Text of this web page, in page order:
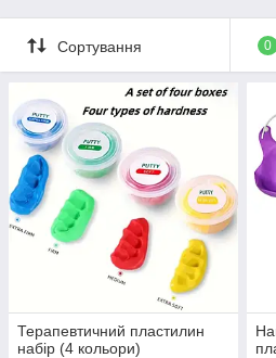
Сортування 0
Терапевтичний пластилин
набір (4 кольори)